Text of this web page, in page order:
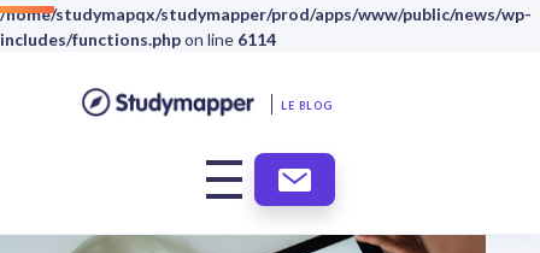
/home/studymapqx/studymapper/prod/apps/www/public/news/wp-
includes/functions.phpon line 6114
LE BLOG
ABONNEMENT